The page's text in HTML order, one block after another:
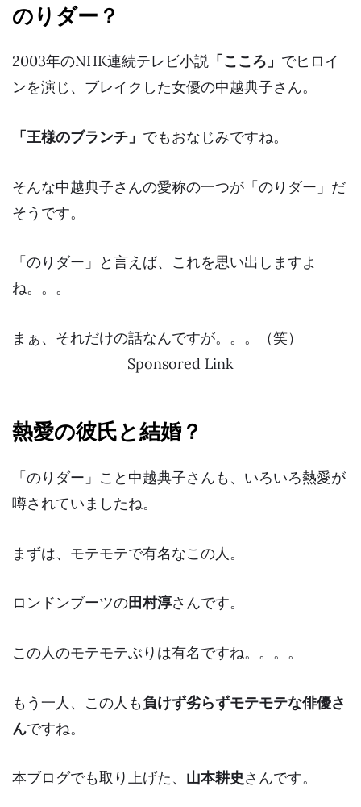
のりダー？
2003年のNHK連続テレビ小説 「こころ」 でヒロイ
ンを演じ、ブレイクした女優の中越典子さん。
「王様のブランチ」 でもおなじみですね。
そんな中越典子さんの愛称の一つが 「のりダー」 だ
そうです。
「のりダー」と言えば、これを思い出しますよ
ね。。。
まぁ、それだけの話なんですが。。。（笑）
Sponsored Link
熱愛の彼氏と結婚？
「のりダー」こと中越典子さんも、いろいろ熱愛が
噂されていましたね。
まずは、モテモテで有名なこの人。
ロンドンブーツの田村淳さんです。
この人のモテモテぶりは有名ですね。。。。
もう一人、この人も負けず劣らずモテモテな俳優さ
んですね。
本ブログでも取り上げた、 山本耕史さんです。